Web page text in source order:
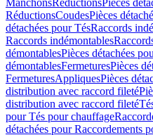
ManchonsRéductionsPièces
RéductionsCoudesPièces
détachées pour TésRaccords
Raccords indémontables
démontablesPièces détachées
démontablesFermeturesPièces
FermeturesAppliquesPièces
distribution avec raccord fileté
distribution avec raccord fileté
pour Tés pour chauffage
détachées pour Raccordements